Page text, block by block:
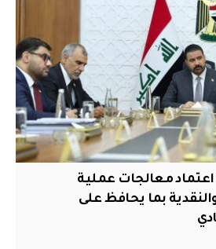
اعتماد معالجات عملية
بما يحافظ على